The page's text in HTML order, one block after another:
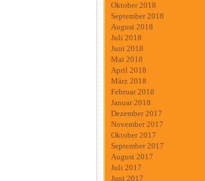
Oktober 2018
September 2018
August 2018
Juli 2018
Juni 2018
Mai 2018
April 2018
März 2018
Februar 2018
Januar 2018
Dezember 2017
November 2017
Oktober 2017
September 2017
August 2017
Juli 2017
Juni 2017